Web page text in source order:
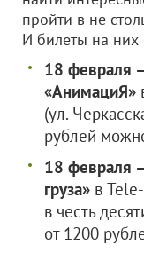
пройти в не
И билеты на них
18 февраля
«АнимациЯ»
(ул.
рублей
18 февраля
груза» в
в честь
от 1200